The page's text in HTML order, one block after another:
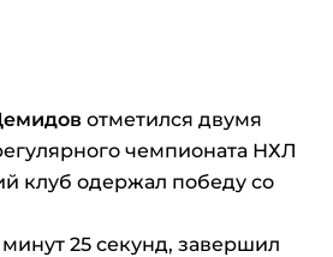
отметился двумя
чемпионата НХЛ
клуб одержал победу со
25 секунд, завершил